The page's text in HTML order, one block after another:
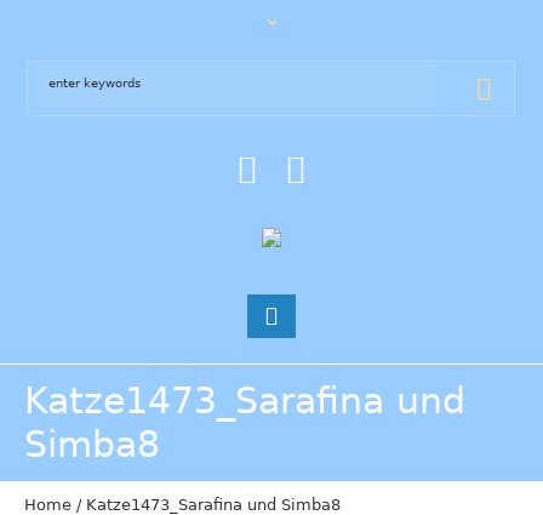
Katze1473_Sarafina und
Simba8
Home / Katze1473_Sarafina und Simba8